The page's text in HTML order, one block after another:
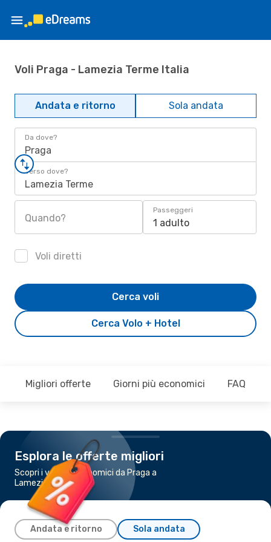
Voli Praga - Lamezia Terme Italia
Andata e ritorno Sola andata
Da dove?
Praga
Verso dove?
Lamezia Terme
Quando?
Passeggeri
1 adulto
Voli diretti
Cerca Volo + Hotel
Cerca voli
Migliori offerte Giorni più economici FAQ
Esplora le offerte migliori
Scopri i voli più economici da Praga a
Lamezia Terme
Andata e ritorno Sola andata